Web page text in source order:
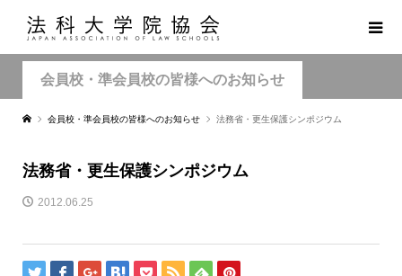
会員校・準会員校の皆様へのお知らせ
会員校・準会員校の皆様へのお知らせ 法務省・更生保護シンポジウム
法務省・更生保護シンポジウム
2012.06.25